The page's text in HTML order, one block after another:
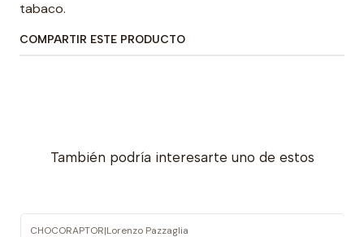
tabaco.
COMPARTIR ESTE PRODUCTO
También podría interesarte uno de estos
CHOCORAPTOR|Lorenzo Pazzaglia